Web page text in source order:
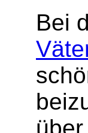
Bei